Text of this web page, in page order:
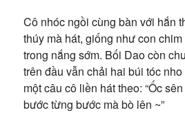
Cô nhóc ngồi cùng bàn với hắn
thúy mà hát, giống như con
trong nắng sớm. Bối Dao còn
trên đầu vẫn chải hai búi tóc
một câu cô liền hát theo: “Ốc
bước từng bước mà bò lên ~”